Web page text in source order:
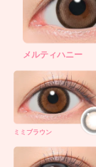
メルティハニー
ミミブラウン